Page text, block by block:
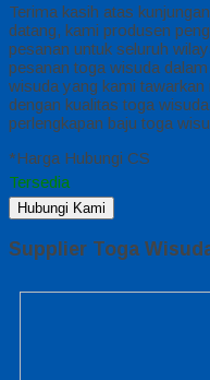
Terima kasih atas
datang, kami produsen
pesanan untuk seluruh
pesanan toga wisuda
wisuda yang kami
dengan kualitas toga
perlengkapan baju toga
*Harga Hubungi CS
Tersedia
Hubungi Kami
Supplier Toga